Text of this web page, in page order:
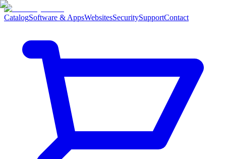
CatalogSoftware & AppsWebsitesSecuritySupportContact